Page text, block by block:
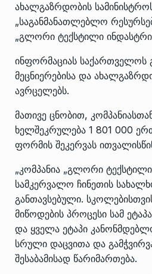
ახალგაზრდობის
„საგანმანათლებლო
„გლორი ტექსტილი
ინფორმაციას საქართველოს
მეცნიერებისა და
ავრცელებს.
მათივე ცნობით,
ხელშეკრულება 1 801 000
ფორმის შეკერვას
„კომპანია „გლორი
სამკერვალო ჩინეთის
განთავსებული.
მიწოდების პროცესი სამ
და ყველა ეტაპი
სრული დაცვითა და
შესაბამისად წარიმართება.